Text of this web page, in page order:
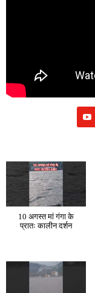
10 अगस्त मां गंगा के
प्रातः कालीन दर्शन